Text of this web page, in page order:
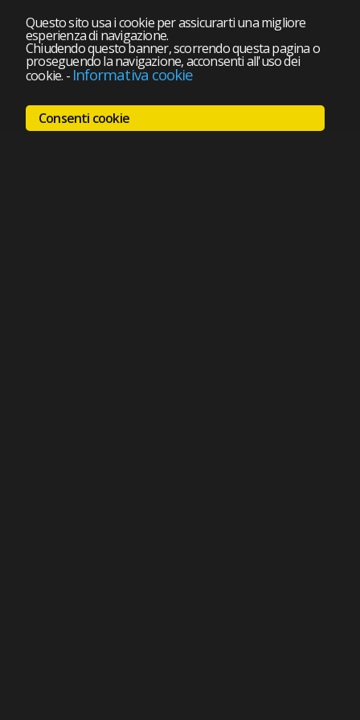
Questo sito usa i cookie per assicurarti una migliore
esperienza di navigazione.
Chiudendo questo banner, scorrendo questa pagina o
proseguendo la navigazione, acconsenti all'uso dei
cookie. - Informativa cookie
Consenti cookie